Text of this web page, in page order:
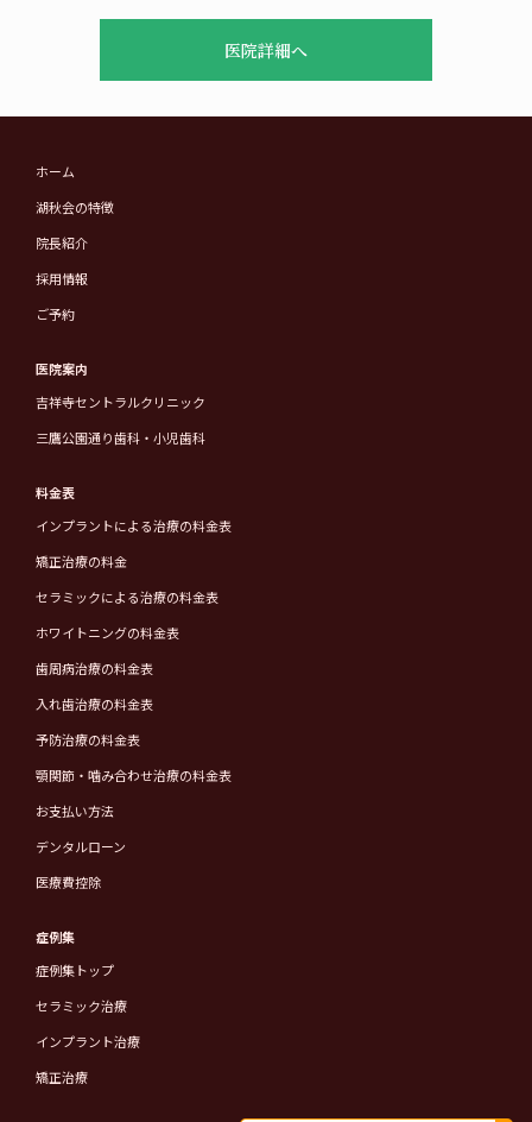
医院詳細へ
ホーム
湖秋会の特徴
院長紹介
採用情報
ご予約
医院案内
吉祥寺セントラルクリニック
三鷹公園通り歯科・小児歯科
料金表
インプラントによる治療の料金表
矯正治療の料金
セラミックによる治療の料金表
ホワイトニングの料金表
歯周病治療の料金表
入れ歯治療の料金表
予防治療の料金表
顎関節・噛み合わせ治療の料金表
お支払い方法
デンタルローン
医療費控除
症例集
症例集トップ
セラミック治療
インプラント治療
矯正治療